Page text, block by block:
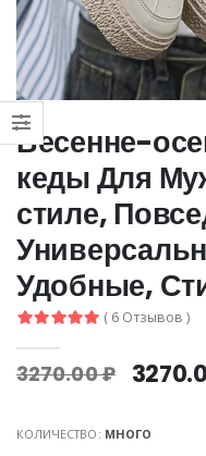
Весенне-
кеды Для
стиле,
Удобные,
( 6 Отзывов )
3270.00 ₽
КОЛИЧЕСТВО: МНОГО